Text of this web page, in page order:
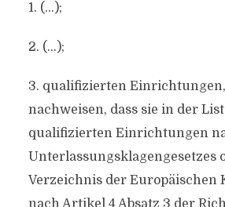
1. (…);
2. (…);
3. qualifizierten
nachweisen, dass sie in der
qualifizierten Einrichtungen
Unterlassungsklagengesetzes
Verzeichnis der Europäischen
nach Artikel 4 Absatz 3 der